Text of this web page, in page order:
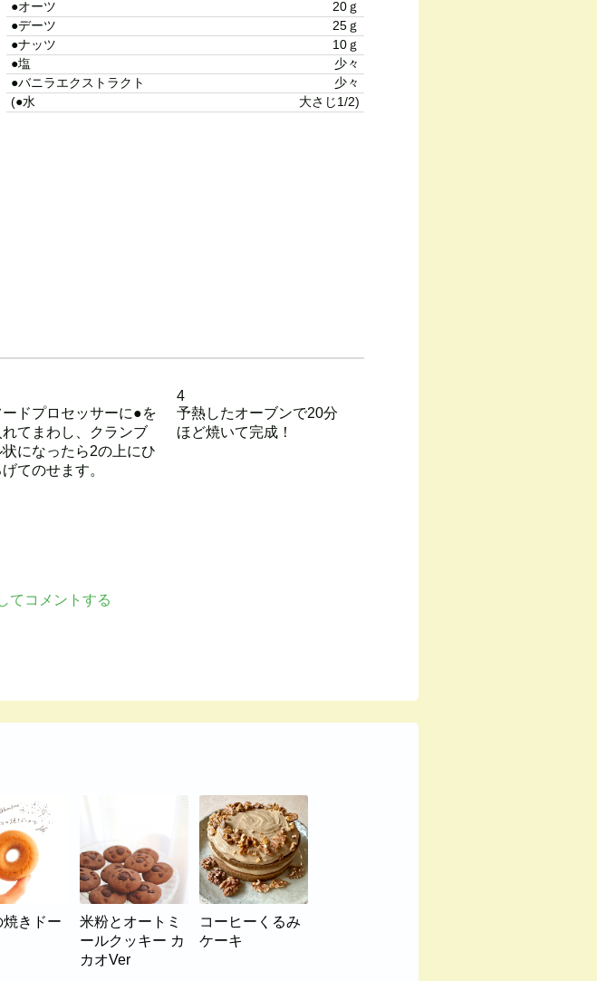
●オーツ
20ｇ
●デーツ
25ｇ
●ナッツ
10ｇ
●塩
少々
●バニラエクストラクト
少々
(●水
大さじ1/2)
ードプロセッサーに●を
れてまわし、クランブ
状になったら2の上にひ
げてのせます。
4
予熱したオーブンで20分
ほど焼いて完成！
てコメントする
きドー
米粉とオートミ
ールクッキー カ
カオVer
コーヒーくるみ
ケーキ